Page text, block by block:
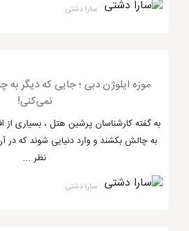
شهربازی تفریح در دنیایی
است که بخش های متنوع آن باعث
شده که طرفدار هیجان هستند.
شهربازی آی ام جی دبی درون
واقعی را جای داده که دلیل دیگری
این پارک است. در شهربازی آی ام
گرسنگی یا تشنگی کردید اصلاً
سارا دشتی
موزه ایلوژن دبی ؛ جایی که دیگر
نمی‌کنی!
به گفته کارشناسان پرشین هتل ، بسیاری از
به چالش بکشند و وارد دنیایی شوند که در
نظر ...
سارا دشتی